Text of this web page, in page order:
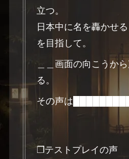
立つ。
日本中に名を轟かせ
を目指して。
＿＿画面の向こうか
る。
その声は
❐テストプレイの声